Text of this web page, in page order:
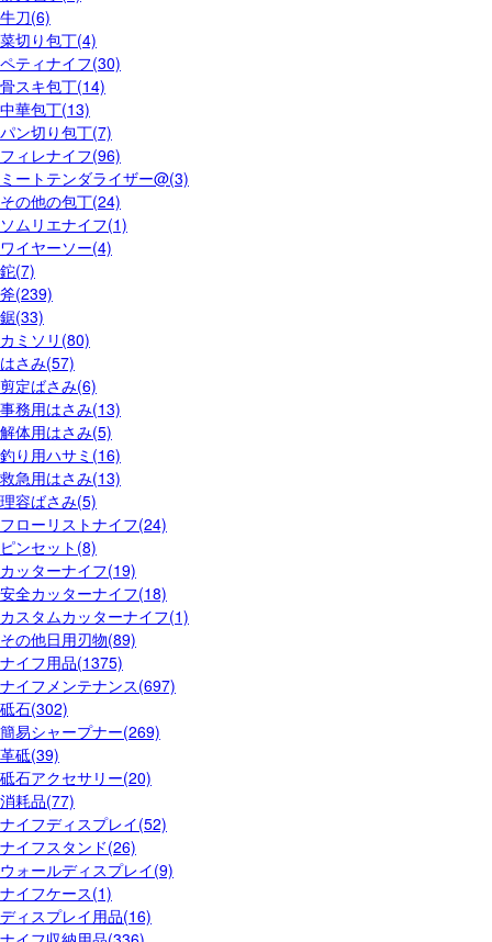
牛刀(6)
菜切り包丁(4)
ペティナイフ(30)
骨スキ包丁(14)
中華包丁(13)
パン切り包丁(7)
フィレナイフ(96)
ミートテンダライザー@(3)
その他の包丁(24)
ソムリエナイフ(1)
ワイヤーソー(4)
鉈(7)
斧(239)
鋸(33)
カミソリ(80)
はさみ(57)
剪定ばさみ(6)
事務用はさみ(13)
解体用はさみ(5)
釣り用ハサミ(16)
救急用はさみ(13)
理容ばさみ(5)
フローリストナイフ(24)
ピンセット(8)
カッターナイフ(19)
安全カッターナイフ(18)
カスタムカッターナイフ(1)
その他日用刃物(89)
ナイフ用品(1375)
ナイフメンテナンス(697)
砥石(302)
簡易シャープナー(269)
革砥(39)
砥石アクセサリー(20)
消耗品(77)
ナイフディスプレイ(52)
ナイフスタンド(26)
ウォールディスプレイ(9)
ナイフケース(1)
ディスプレイ用品(16)